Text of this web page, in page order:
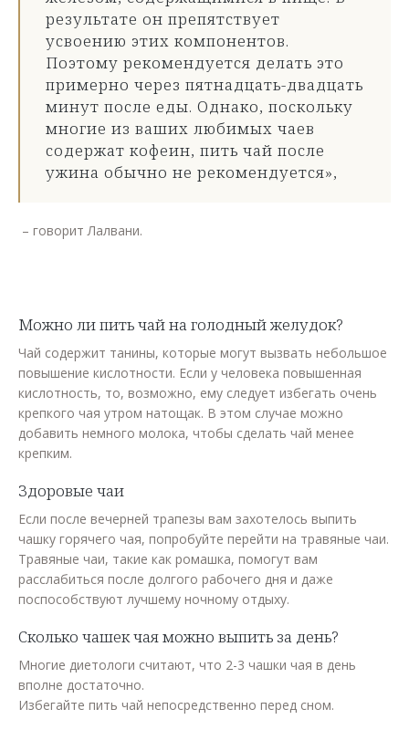
результате он препятствует
усвоению этих компонентов.
Поэтому рекомендуется делать это
примерно через пятнадцать-двадцать
минут после еды. Однако, поскольку
многие из ваших любимых чаев
содержат кофеин, пить чай после
ужина обычно не рекомендуется»,
– говорит Лалвани.
Можно ли пить чай на голодный желудок?
Чай содержит танины, которые могут вызвать небольшое
повышение кислотности. Если у человека повышенная
кислотность, то, возможно, ему следует избегать очень
крепкого чая утром натощак. В этом случае можно
добавить немного молока, чтобы сделать чай менее
крепким.
Здоровые чаи
Если после вечерней трапезы вам захотелось выпить
чашку горячего чая, попробуйте перейти на травяные чаи.
Травяные чаи, такие как ромашка, помогут вам
расслабиться после долгого рабочего дня и даже
поспособствуют лучшему ночному отдыху.
Сколько чашек чая можно выпить за день?
Многие диетологи считают, что 2-3 чашки чая в день
вполне достаточно.
Избегайте пить чай непосредственно перед сном.